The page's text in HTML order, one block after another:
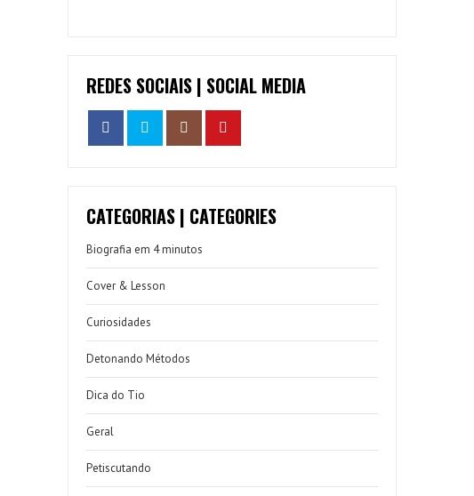
REDES SOCIAIS | SOCIAL MEDIA
CATEGORIAS | CATEGORIES
Biografia em 4 minutos
Cover & Lesson
Curiosidades
Detonando Métodos
Dica do Tio
Geral
Petiscutando